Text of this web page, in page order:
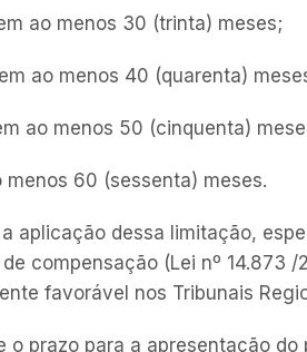
ao menos 30 (trinta) meses;
ao menos 40 (quarenta)
ao menos 50 (cinquenta)
60 (sessenta) meses.
aplicação dessa limitação,
compensação (Lei nº 14.873
favorável nos Tribunais
prazo para a apresentação do